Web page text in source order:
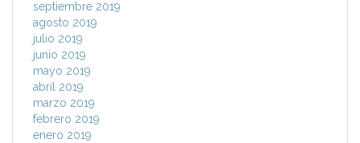
septiembre 2019
agosto 2019
julio 2019
junio 2019
mayo 2019
abril 2019
marzo 2019
febrero 2019
enero 2019